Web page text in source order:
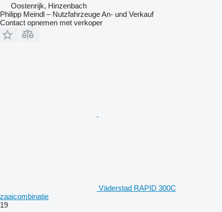
Oostenrijk, Hinzenbach
Philipp Meindl – Nutzfahrzeuge An- und Verkauf
Contact opnemen met verkoper
Väderstad RAPID 300C
zaaicombinatie
19